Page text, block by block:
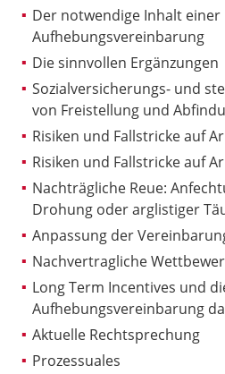
Der notwendige Inhalt einer
Aufhebungsvereinbarung
Die sinnvollen Ergänzungen
Sozialversicherungs- und
von Freistellung und
Risiken und Fallstricke auf
Risiken und Fallstricke auf
Nachträgliche Reue:
Drohung oder arglistiger
Anpassung der
Nachvertragliche
Long Term Incentives und
Aufhebungsvereinbarung
Aktuelle Rechtsprechung
Prozessuales